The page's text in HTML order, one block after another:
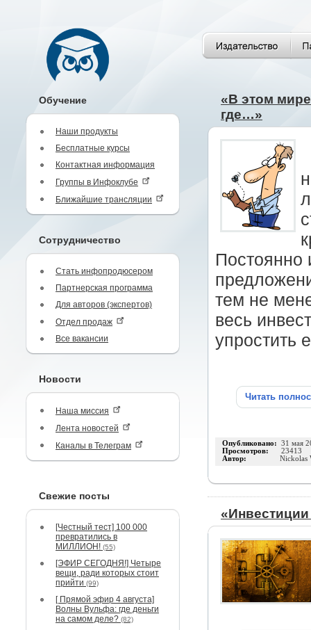
Обучение
Наши продукты
Бесплатные курсы
Контактная информация
Группы в Инфоклубе
Ближайшие трансляции
Сотрудничество
Стать инфопродюсером
Партнерская программа
Для авторов (экспертов)
Отдел продаж
Все вакансии
Новости
Наша миссия
Лента новостей
Каналы в Телеграм
Свежие посты
[Честный тест] 100 000
превратились в
МИЛЛИОН! (55)
[ЭФИР СЕГОДНЯ!] Четыре
вещи, ради которых стоит
прийти (99)
[ Прямой эфир 4 августа]
Волны Вульфа: где деньги
на самом деле? (82)
«В этом
где…»
Постоянно
тем не
весь
упростить
Читать
Опубликовано: 31 мая
Просмотров: 23413
Автор: Nickolas